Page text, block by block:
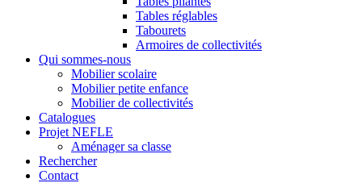
Tables réglables
Tabourets
Armoires de collectivités
Qui sommes-nous
Mobilier scolaire
Mobilier petite enfance
Mobilier de collectivités
Catalogues
Projet NEFLE
Aménager sa classe
Rechercher
Contact